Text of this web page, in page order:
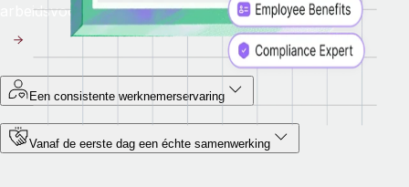
arbeidsvoorwaarden in de hele VS.
Een consistente werknemerservaring
Vanaf de eerste dag een échte samenwerking